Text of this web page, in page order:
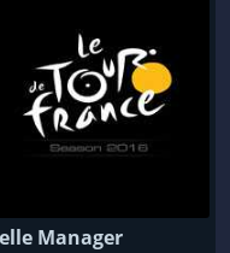
Manager